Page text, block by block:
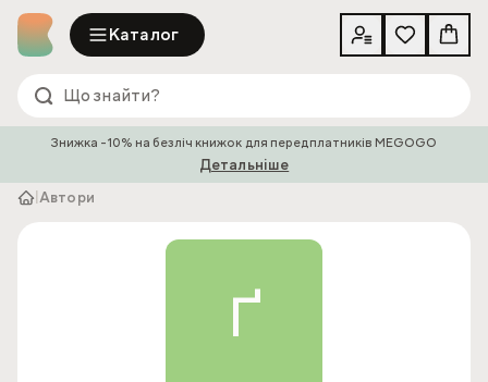
Каталог
Знижка -10% на безліч книжок для передплатників MEGOGO
Детальніше
|Автори
Ґ